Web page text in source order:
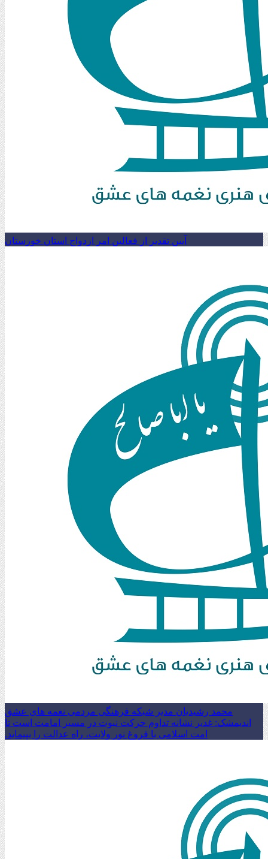
آیین تقدیر از فعالین امر ازدواج استان خوزستان
محمد رشیدیان مدیر شبکه فرهنگی مردمی نغمه های عشق
اندیمشک: غدیر نشانه تداوم حرکت نبوت در مسیر امامت است تا
امت اسلامی با فروغ نور ولایت، راه عدالت را بپیماید.